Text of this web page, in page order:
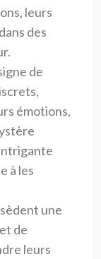
leurs
des
de
émotions,
à les
une
de
leurs